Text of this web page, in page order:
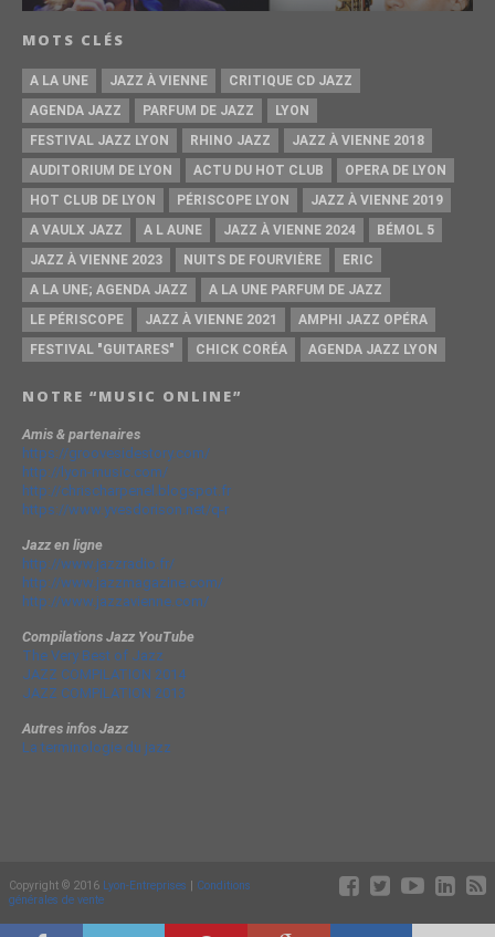
MOTS CLÉS
A LA UNE JAZZ À VIENNE
CRITIQUE CD JAZZ
AGENDA JAZZ
PARFUM DE JAZZ
LYON
FESTIVAL JAZZ LYON
RHINO JAZZ
JAZZ À VIENNE 2018
AUDITORIUM DE LYON
ACTU DU HOT CLUB
OPERA DE LYON
HOT CLUB DE LYON
PÉRISCOPE LYON
JAZZ À VIENNE 2019
A VAULX JAZZ
A L AUNE JAZZ À VIENNE 2024
BÉMOL 5
JAZZ À VIENNE 2023
NUITS DE FOURVIÈRE
ERIC
A LA UNE; AGENDA JAZZ
A LA UNE PARFUM DE JAZZ
LE PÉRISCOPE
JAZZ À VIENNE 2021
AMPHI JAZZ OPÉRA
FESTIVAL "GUITARES"
CHICK CORÉA AGENDA JAZZ LYON
NOTRE “MUSIC ONLINE”
Amis & partenaires
https://groovesidestory.com/
http://lyon-music.com/
http://chrischarpenel.blogspot.fr
https://www.yvesdorison.net/q-r
Jazz en ligne
http://www.jazzradio.fr/
http://www.jazzmagazine.com/
http://www.jazzavienne.com/
Compilations Jazz YouTube
The Very Best of Jazz
JAZZ COMPILATION 2014
JAZZ COMPILATION 2013
Autres infos Jazz
La terminologie du jazz
Copyright © 2016 Lyon-Entreprises
Conditions
générales de vente